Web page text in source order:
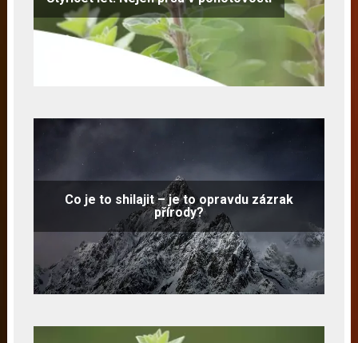
Co je to shilajit – je to opravdu zázrak
přírody?